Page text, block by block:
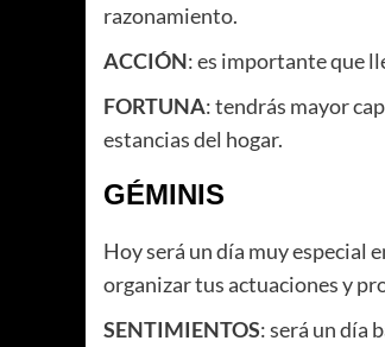
razonamiento.
ACCIÓN: es importante que
FORTUNA: tendrás mayor
estancias del hogar.
GÉMINIS
Hoy será un día muy especial
organizar tus actuaciones y
SENTIMIENTOS: será un día